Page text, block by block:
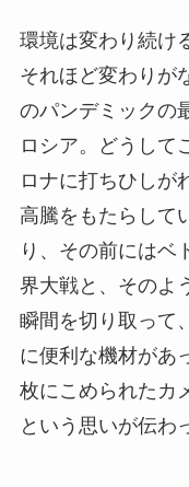
環境は変わり続け
それほど変わりが
のパンデミックの
ロシア。どうして
ロナに打ちひしが
高騰をもたらして
り、その前にはベ
界大戦と、そのよ
瞬間を切り取って
に便利な機材があ
枚にこめられたカ
という思いが伝わ